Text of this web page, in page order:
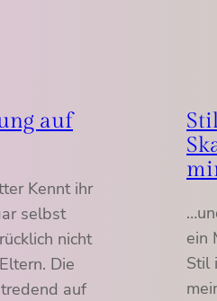
auf
Kennt ihr
selbst
nicht
Die
auf
ein
Stil